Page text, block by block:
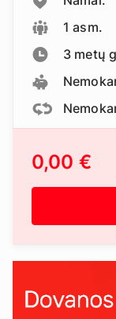
1 asm.
3 metų
0,00 €